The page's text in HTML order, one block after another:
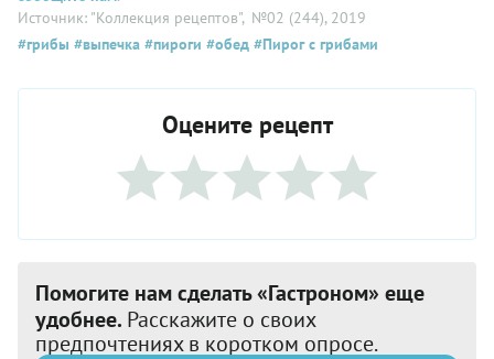
Источник: "Коллекция рецептов", №02 (244), 2019
#грибы #выпечка #пироги #обед #Пирог с грибами
Оцените рецепт
Помогите нам сделать «Гастроном» еще
удобнее. Расскажите о своих
предпочтениях в коротком опросе.